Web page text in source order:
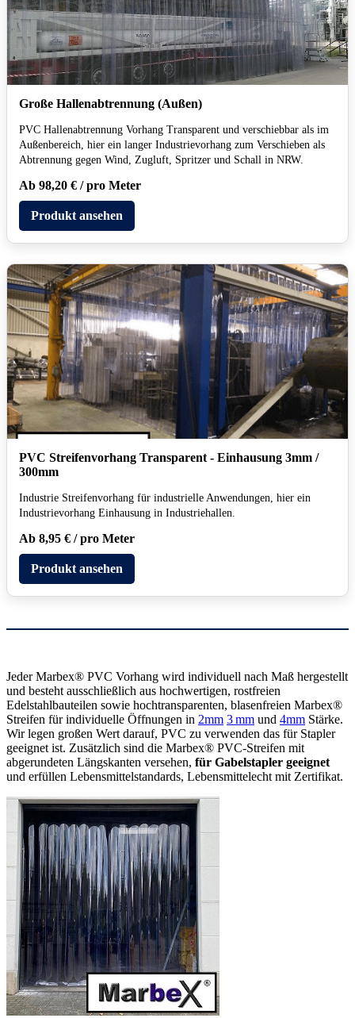
Große Hallenabtrennung (Außen)
PVC Hallenabtrennung Vorhang Transparent und verschiebbar als im
Außenbereich, hier ein langer Industrievorhang zum Verschieben als
Abtrennung gegen Wind, Zugluft, Spritzer und Schall in NRW.
Ab 98,20 € / pro Meter
Produkt ansehen
PVC Streifenvorhang Transparent - Einhausung 3mm /
300mm
Industrie Streifenvorhang für industrielle Anwendungen, hier ein
Industrievorhang Einhausung in Industriehallen.
Ab 8,95 € / pro Meter
Produkt ansehen
Jeder Marbex® PVC Vorhang wird individuell nach Maß hergestellt
und besteht ausschließlich aus hochwertigen, rostfreien
Edelstahlbauteilen sowie hochtransparenten, blasenfreien Marbex®
Streifen für individuelle Öffnungen in 2mm 3 mm und 4mm Stärke.
Wir legen großen Wert darauf, PVC zu verwenden das für Stapler
geeignet ist. Zusätzlich sind die Marbex® PVC-Streifen mit
abgerundeten Längskanten versehen, für Gabelstapler geeignet
und erfüllen Lebensmittelstandards, Lebensmittelecht mit Zertifikat.